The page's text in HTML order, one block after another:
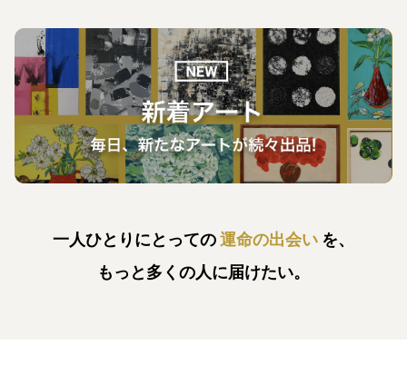
一人ひとりにとっての運命の出会い を、
もっと多くの人に届けたい。